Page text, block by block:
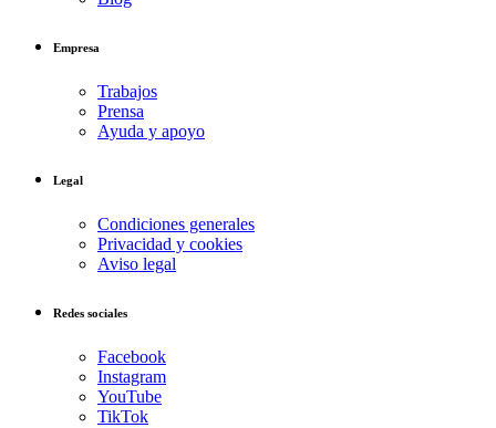
Empresa
Trabajos
Prensa
Ayuda y apoyo
Legal
Condiciones generales
Privacidad y cookies
Aviso legal
Redes sociales
Facebook
Instagram
YouTube
TikTok